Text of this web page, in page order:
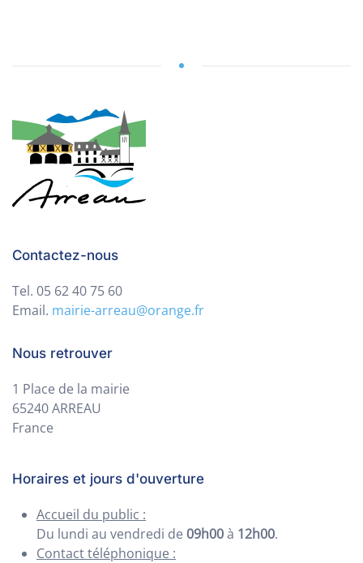
Contactez-nous
Tel. 05 62 40 75 60
Email. mairie-arreau@orange.fr
Nous retrouver
1 Place de la mairie
65240 ARREAU
France
Horaires et jours d'ouverture
Accueil du public :
Du lundi au vendredi de 09h00à 12h00.
Contact téléphonique :